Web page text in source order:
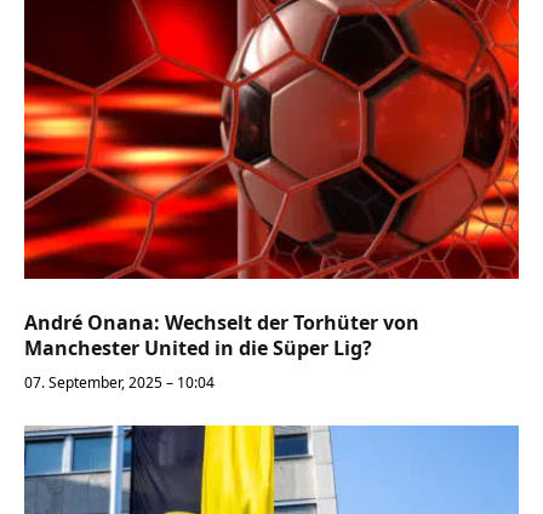
André Onana: Wechselt der Torhüter von
Manchester United in die Süper Lig?
07. September, 2025 – 10:04